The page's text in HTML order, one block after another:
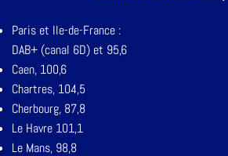
Paris et Ile-de-France :
DAB+ (canal 6D) et 95,6
Caen, 100,6
Chartres, 104,5
Cherbourg, 87,8
Le Havre 101,1
Le Mans, 98,8